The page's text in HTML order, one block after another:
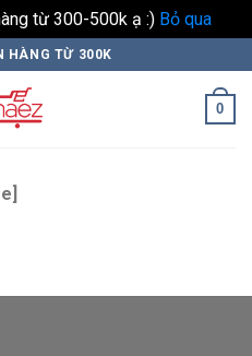
từ 300-500k ạ :) Bỏ qua
HÀNG TỪ 300K
0